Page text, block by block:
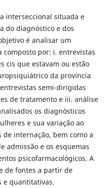
interseccional situada e
do diagnóstico e dos
é analisar um
por: i. entrevistas
cis que estavam ou estão
da província
semi-dirigidas
de tratamento e iii. análise
os diagnósticos
e sua variação ao
internação, bem como a
admissão e os esquemas
psicofarmacológicos. A
de fontes a partir de
e quantitativas.